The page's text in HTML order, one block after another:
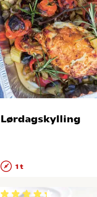
Lørdagskylling
1 t